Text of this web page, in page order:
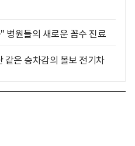
병원들의 새로운 꼼수 진료
은 승차감의 볼보 전기차